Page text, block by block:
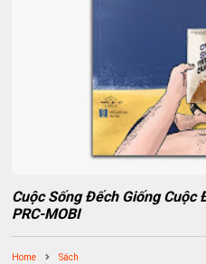
Cuộc Sống Đếch Giống Cuộc
PRC-MOBI
Home Sách